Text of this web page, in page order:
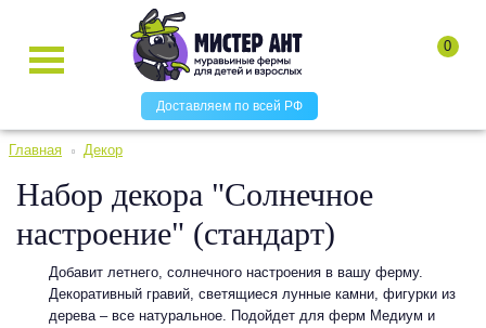
Доставляем по всей РФ
0
Главная Декор
Набор декора "Солнечное
настроение" (стандарт)
Добавит летнего, солнечного настроения в вашу ферму.
Декоративный гравий, светящиеся лунные камни, фигурки из
дерева ‒ все натуральное. Подойдет для ферм Медиум и